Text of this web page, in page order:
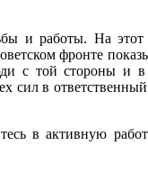
и работы. На
фронте
с той стороны и
сил в
в активную